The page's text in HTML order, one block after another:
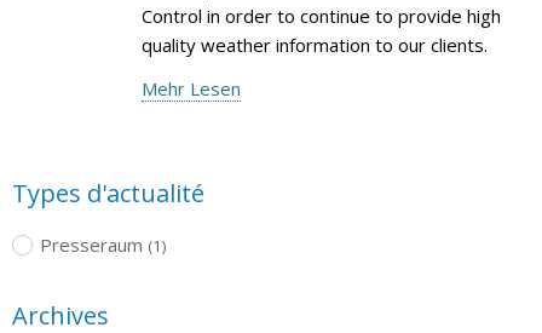
Control in order to continue to provide high
quality weather information to our clients.
Mehr Lesen
Types d'actualité
Presseraum (1)
Archives